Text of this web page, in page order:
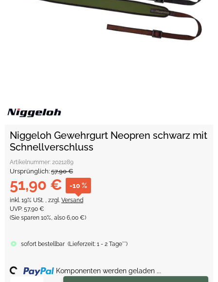
Niggeloh Gewehrgurt Neopren schwarz mit
Schnellverschluss
Artikelnummer: 2021289
Ursprünglich: 57,90 €
51,90 € -10 %
inkl. 19% USt. , zzgl. Versand
UVP: 57,90 €
(Sie sparen 10%, also 6,00 €)
sofort bestellbar (Lieferzeit: 1 - 2 Tage**)
Komponenten werden geladen ...